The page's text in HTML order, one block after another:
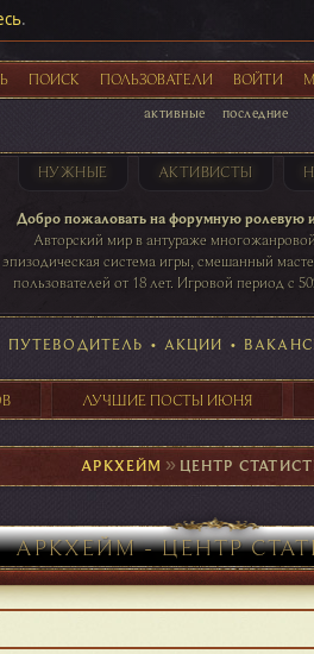
.
ПОИСК ПОЛЬЗОВАТЕЛИ ВОЙТИ
активные последние
НУЖНЫЕ АКТИВИСТЫ
Добро пожаловать на форумную ролевую
Авторский мир в антураже
эпизодическая система игры, смешанный
пользователей от 18 лет. Игровой период с
таблице игровой активности
41 ПОСТОВ 31 ПОСТОВ 29 ПОСТОВ
ПУТЕВОДИТЕЛЬ • АКЦИИ •
ЛУЧШИЕ ПОСТЫ ИЮНЯ
АРКХЕЙМ ►ЦЕНТР
АРКХЕЙМ - ЦЕНТР